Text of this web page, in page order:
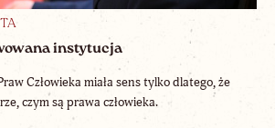
instytucja
Człowieka miała sens tylko dlatego, że
czym są prawa człowieka.